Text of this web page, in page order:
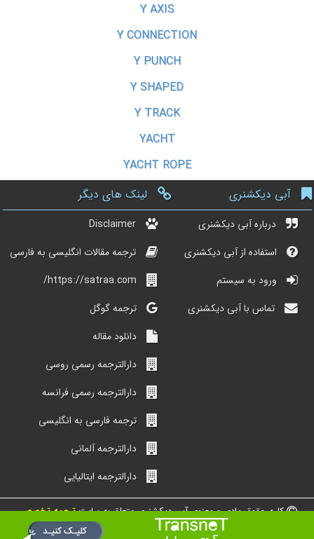
Y AXIS
Y CONNECTION
Y PUNCH
Y SHAPED
Y TRACK
YACHT
YACHT ROPE
آبی دیکشنری
درباره آبی دیکشنری
استفاده از آبی دیکشنری
ورود به سیستم
تماس با آبی دیکشنری
لینک های دیگر
Disclaimer
ترجمه مقالات انگلیسی به فارسی
https://satraa.com/
ترجمه گوگل
دانلود مقاله
دارالترجمه رسمی روسی
دارالترجمه رسمی فرانسه
ترجمه فارسی به انگلیسی
دارالترجمه آلمانی
دارالترجمه ایتالیایی
کلیه حقوق مادی و معنوی آبی دیکشنری متعلق به سایتترجمه تخصصی
شبکه مترجمین ایران است.